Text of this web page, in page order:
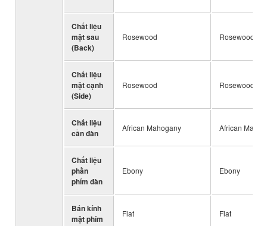
Chất liệu
mặt sau
(Back)
Rosewood Rosewood
Chất liệu
mặt cạnh
(Side)
Rosewood Rosewood
Chất liệu
cần đàn
African Mahogany African
Chất liệu
phần
phím đàn
Ebony Ebony
Bán kính
mặt phím
Flat Flat